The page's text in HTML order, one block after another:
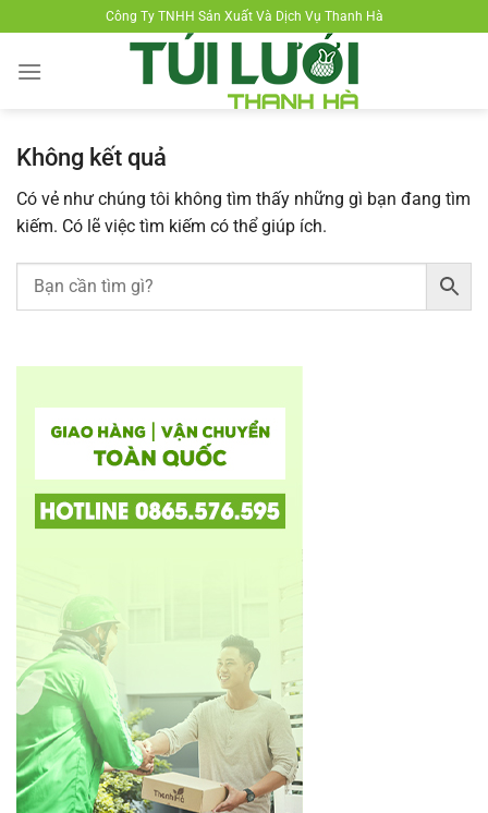
đến
nội
Công Ty TNHH Sản Xuất Và Dịch Vụ Thanh Hà
Không kết quả
Có vẻ như chúng tôi không tìm thấy những gì bạn đang tìm
kiếm. Có lẽ việc tìm kiếm có thể giúp ích.